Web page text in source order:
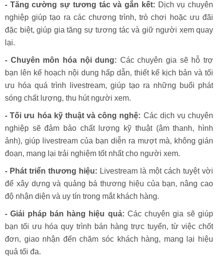
- Tăng cường sự tương tác và gắn kết: Dịch vụ chuyên
nghiệp giúp tạo ra các chương trình, trò chơi hoặc ưu đãi
đặc biệt, giúp gia tăng sự tương tác và giữ người xem quay
lại.
- Chuyên môn hóa nội dung: Các chuyên gia sẽ hỗ trợ
bạn lên kế hoạch nội dung hấp dẫn, thiết kế kịch bản và tối
ưu hóa quá trình livestream, giúp tạo ra những buổi phát
sóng chất lượng, thu hút người xem.
- Tối ưu hóa kỹ thuật và công nghệ: Các dịch vụ chuyên
nghiệp sẽ đảm bảo chất lượng kỹ thuật (âm thanh, hình
ảnh), giúp livestream của bạn diễn ra mượt mà, không gián
đoạn, mang lại trải nghiệm tốt nhất cho người xem.
- Phát triển thương hiệu: Livestream là một cách tuyệt vời
để xây dựng và quảng bá thương hiệu của bạn, nâng cao
độ nhận diện và uy tín trong mắt khách hàng.
- Giải pháp bán hàng hiệu quả: Các chuyên gia sẽ giúp
bạn tối ưu hóa quy trình bán hàng trực tuyến, từ việc chốt
đơn, giao nhận đến chăm sóc khách hàng, mang lại hiệu
quả tối đa.